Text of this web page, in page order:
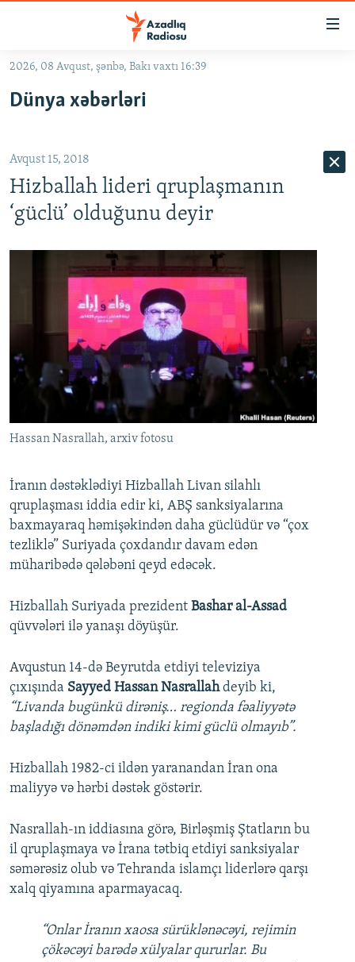
Əsas
qayıt
qayıt
Axtarışa
keç
#İZAHLA
#ƏSLINDƏ
QANUNI DOĞRU
FOTOQALEREYA
İNFOQRAFIKA
KARIKATURA
RADIO ARXIV
AZƏRBAYCAN ƏDƏBIYYATI KITABXANASI
İSLAM VƏ DEMOKRATIYA
HAQQIMIZDA
MISSIYAMIZ
PEŞƏ ETIKASI VƏ JURNALISTIKA STANDARTLARIMIZ
BIZIMLƏ ƏLAQƏ
XƏBƏR BÜLLETENLƏRIMIZ
BIZI IZLƏ
2026, 08 Avqust, şənbə, Bakı vaxtı 16:39
Dünya xəbərləri
Avqust 15, 2018
Hizballah lideri qruplaşmanın
‘güclü’ olduğunu deyir
Hassan Nasrallah, arxiv fotosu
İranın dəstəklədiyi Hizballah Livan silahlı
qruplaşması iddia edir ki, ABŞ sanksiyalarına
baxmayaraq həmişəkindən daha güclüdür və “çox
tezliklə” Suriyada çoxdandır davam edən
müharibədə qələbəni qeyd edəcək.
Hizballah Suriyada prezident Bashar al-Assad
qüvvələri ilə yanaşı döyüşür.
Avqustun 14-də Beyrutda etdiyi televiziya
çıxışında Sayyed Hassan Nasrallahdeyib ki,
“Livanda bugünkü dirəniş… regionda fəaliyyətə
başladığı dönəmdən indiki kimi güclü olmayıb”.
Hizballah 1982-ci ildən yaranandan İran ona
maliyyə və hərbi dəstək göstərir.
Nasrallah-ın iddiasına görə, Birləşmiş Ştatların bu
il qruplaşmaya və İrana tətbiq etdiyi sanksiyalar
səmərəsiz olub və Tehranda islamçı liderlərə qarşı
xalq qiyamına aparmayacaq.
“Onlar İranın xaosa sürüklənəcəyi, rejimin
çökəcəyi barədə xülyalar qururlar. Bu